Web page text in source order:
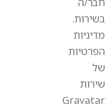
בשירות.
מדיניות
הפרטיות
של
שירות
Gravatar